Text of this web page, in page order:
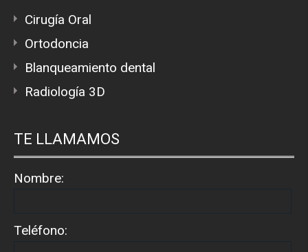
Cirugía Oral
Ortodoncia
Blanqueamiento dental
Radiología 3D
TE LLAMAMOS
Nombre:
Teléfono: